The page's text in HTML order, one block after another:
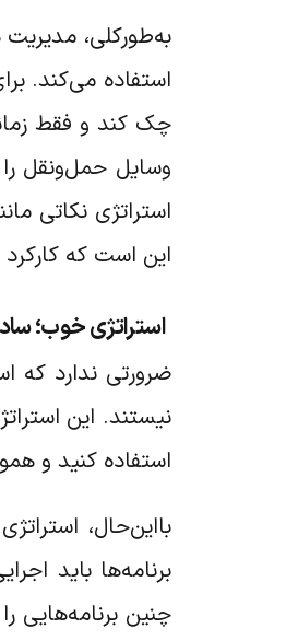
به‌طورکلی، مدیریت
استفاده می‌کند.
چک کند و فقط
وسایل حمل‌ونقل
استراتژی نکاتی
این است که
استراتژی خوب؛
ضرورتی ندارد که
نیستند. این
استفاده کنید و
بااین‌حال،
برنامه‌ها باید
چنین برنامه‌هایی